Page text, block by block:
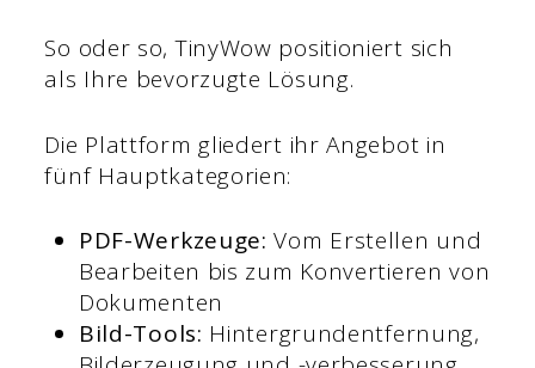
So oder so, TinyWow positioniert sich
als Ihre bevorzugte Lösung.
Die Plattform gliedert ihr Angebot in
fünf Hauptkategorien:
PDF-Werkzeuge:Vom Erstellen und
Bearbeiten bis zum Konvertieren von
Dokumenten
Bild-Tools: Hintergrundentfernung,